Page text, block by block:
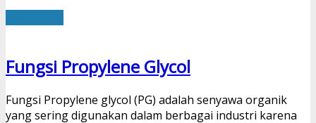
Fungsi Propylene Glycol
Fungsi Propylene glycol (PG) adalah senyawa organik
yang sering digunakan dalam berbagai industri karena